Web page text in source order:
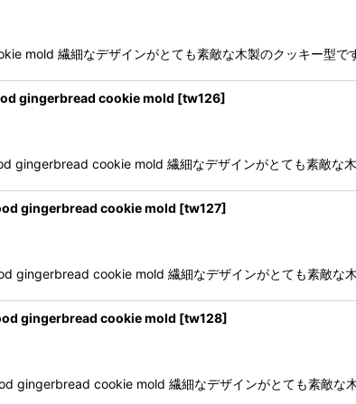
mold 繊細なデザインがとても素敵な木製のクッキー型
gingerbread cookie mold [tw126]
gingerbread cookie mold 繊細なデザインがとても素敵な
gingerbread cookie mold [tw127]
gingerbread cookie mold 繊細なデザインがとても素敵な
gingerbread cookie mold [tw128]
gingerbread cookie mold 繊細なデザインがとても素敵な